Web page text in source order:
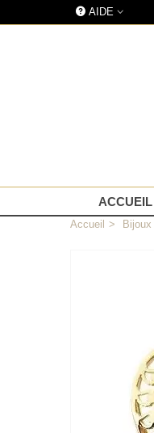
AIDE
ACCUEIL
Accueil >